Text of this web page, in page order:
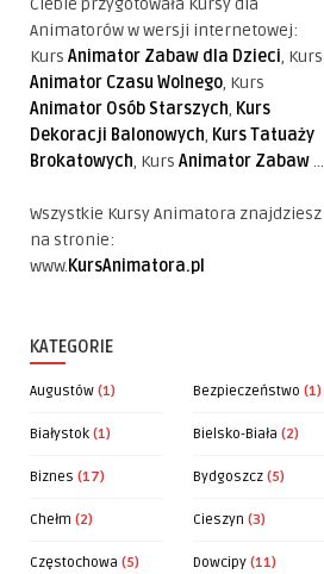
Ciebie przygotowała Kursy dla
Animatorów w wersji internetowej:
Kurs Animator Zabaw dla Dzieci, Kurs
Animator Czasu Wolnego, Kurs
Animator Osób Starszych, Kurs
Dekoracji Balonowych, Kurs Tatuaży
Brokatowych, Kurs Animator Zabaw...
Wszystkie Kursy Animatora znajdziesz
na stronie:
www.KursAnimatora.pl
KATEGORIE
Augustów (1) Bezpieczeństwo (1)
Białystok (1) Bielsko-Biała (2)
Biznes (17) Bydgoszcz (5)
Chełm (2) Cieszyn (3)
Częstochowa (5) Dowcipy (11)